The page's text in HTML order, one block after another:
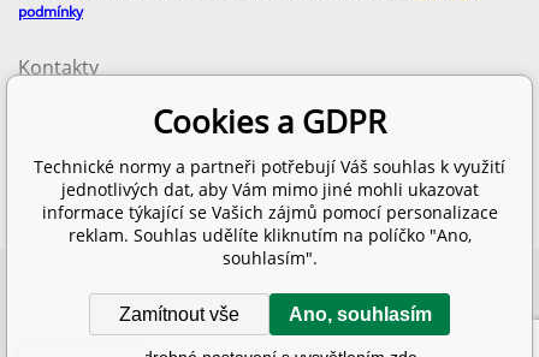
podmínky
Kontakty
info@technickenormy.cz
obchod@technickenormy.cz
Telefon:
+420 377 387 684
SITEMAP
Internetové obchody a www stránky:BINARGON.cz
Cookies a GDPR
Technické normy a partneři potřebují Váš souhlas k využití
jednotlivých dat, aby Vám mimo jiné mohli ukazovat
informace týkající se Vašich zájmů pomocí personalizace
reklam. Souhlas udělíte kliknutím na políčko "Ano,
souhlasím".
Zamítnout vše Ano, souhlasím